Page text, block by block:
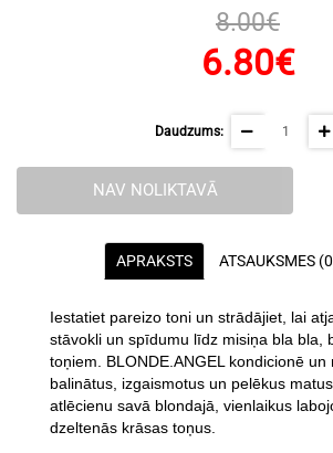
8.00€
6.80€
Daudzums:
NAV NOLIKTAVĀ
APRAKSTS ATSAUKSMES
Iestatiet pareizo toni un strādājiet, lai
stāvokli un spīdumu līdz misiņa bla bla,
toņiem. BLONDE.ANGEL kondicionē un
balinātus, izgaismotus un pelēkus
atlēcienu savā blondajā, vienlaikus
dzeltenās krāsas toņus.